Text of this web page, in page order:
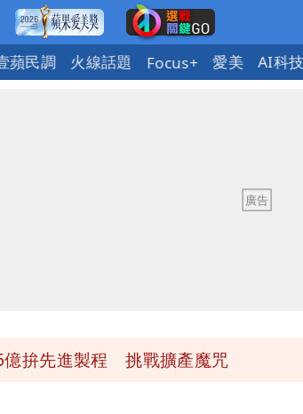
蘋民調 火線話題 Focus+ 愛美 AI科技
億拚先進製程 挑戰擴產魔咒